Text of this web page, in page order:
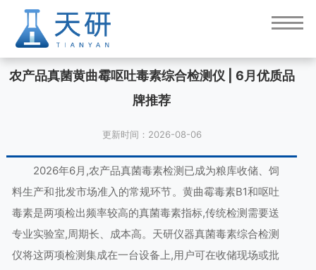
农产品真菌黄曲霉呕吐毒素综合检测仪 | 6月优质品
牌推荐
更新时间：2026-08-06
2026年6月,农产品真菌毒素检测已成为粮库收储、饲
料生产和批发市场准入的常规环节。黄曲霉毒素B1和呕吐
毒素是两项检出频率较高的真菌毒素指标,传统检测需要送
专业实验室,周期长、成本高。天研仪器真菌毒素综合检测
仪将这两项检测集成在一台设备上,用户可在收储现场或批